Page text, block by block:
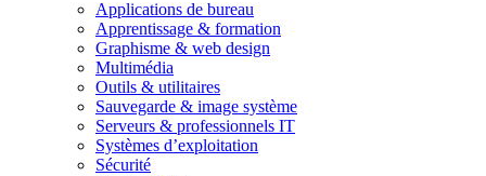
Applications de bureau
Apprentissage & formation
Graphisme & web design
Multimédia
Outils & utilitaires
Sauvegarde & image système
Serveurs & professionnels IT
Systèmes d’exploitation
Sécurité